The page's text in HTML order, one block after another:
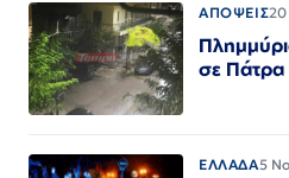
ΑΠΟΨΕΙΣ
σε Πάτρα
ΕΛΛΑΔΑ5